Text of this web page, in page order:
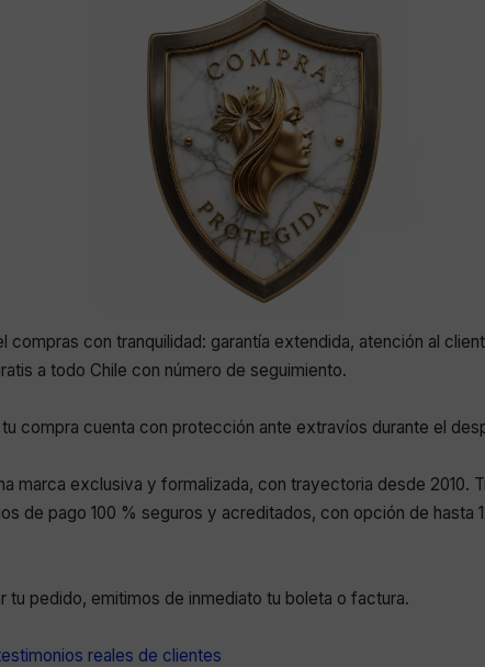
compras con tranquilidad: garantía extendida, atención al
a todo Chile con número de seguimiento.
compra cuenta con protección ante extravíos durante el
marca exclusiva y formalizada, con trayectoria desde 2010.
de pago 100 % seguros y acreditados, con opción de hasta
tu pedido, emitimos de inmediato tu boleta o factura.
reales de clientes